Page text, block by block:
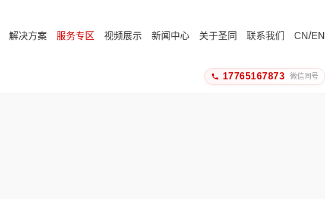
解决方案 服务专区 视频展示 新闻中心 关于圣同 联系我们 CN/EN
17765167873 微信同号